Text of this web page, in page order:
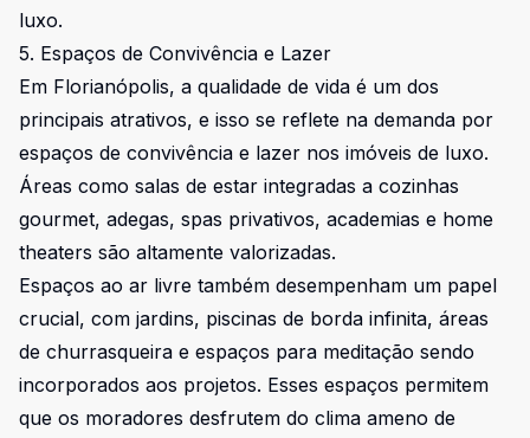
luxo.
5. Espaços de Convivência e Lazer
Em Florianópolis, a qualidade de vida é um dos
principais atrativos, e isso se reflete na demanda por
espaços de convivência e lazer nos imóveis de luxo.
Áreas como salas de estar integradas a cozinhas
gourmet, adegas, spas privativos, academias e home
theaters são altamente valorizadas.
Espaços ao ar livre também desempenham um papel
crucial, com jardins, piscinas de borda infinita, áreas
de churrasqueira e espaços para meditação sendo
incorporados aos projetos. Esses espaços permitem
que os moradores desfrutem do clima ameno de